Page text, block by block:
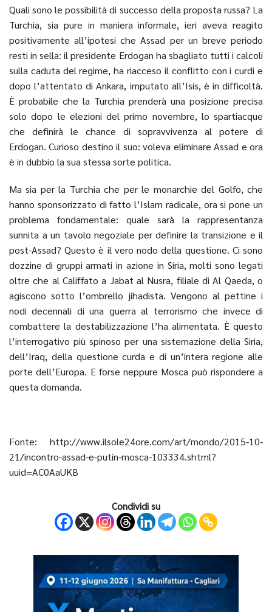
Quali sono le possibilità di successo della proposta russa? La
Turchia, sia pure in maniera informale, ieri aveva reagito
positivamente all’ipotesi che Assad per un breve periodo
resti in sella: il presidente Erdogan ha sbagliato tutti i calcoli
sulla caduta del regime, ha riacceso il conflitto con i curdi e
dopo l’attentato di Ankara, imputato all’Isis, è in difficoltà.
È probabile che la Turchia prenderà una posizione precisa
solo dopo le elezioni del primo novembre, lo spartiacque
che definirà le chance di sopravvivenza al potere di
Erdogan. Curioso destino il suo: voleva eliminare Assad e ora
è in dubbio la sua stessa sorte politica.
Ma sia per la Turchia che per le monarchie del Golfo, che
hanno sponsorizzato di fatto l’Islam radicale, ora si pone un
problema fondamentale: quale sarà la rappresentanza
sunnita a un tavolo negoziale per definire la transizione e il
post-Assad? Questo è il vero nodo della questione. Ci sono
dozzine di gruppi armati in azione in Siria, molti sono legati
oltre che al Califfato a Jabat al Nusra, filiale di Al Qaeda, o
agiscono sotto l’ombrello jihadista. Vengono al pettine i
nodi decennali di una guerra al terrorismo che invece di
combattere la destabilizzazione l’ha alimentata. È questo
l’interrogativo più spinoso per una sistemazione della Siria,
dell’Iraq, della questione curda e di un’intera regione alle
porte dell’Europa. E forse neppure Mosca può rispondere a
questa domanda.
Fonte: http://www.ilsole24ore.com/art/mondo/2015-10-
21/incontro-assad-e-putin-mosca-103334.shtml?
uuid=AC0AaUKB
Condividi su